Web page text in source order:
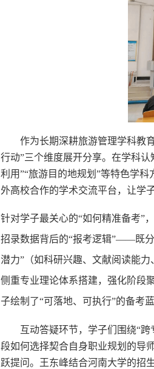
作为长期深耕旅游管理学科教
行动”三个维度展开分享。在学科
利用”“旅游目的地规划”等特色学
外高校合作的学术交流平台，让学
针对学子最关心的“如何精准备考”
招录数据背后的“报考逻辑”——既
潜力”（如科研兴趣、文献阅读能
侧重专业理论体系搭建，强化阶段
子绘制了“可落地、可执行”的备考蓝
互动答疑环节，学子们围绕“跨
段如何选择契合自身职业规划的导
跃提问。王东峰结合河南大学的招